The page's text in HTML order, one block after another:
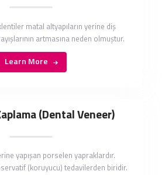
matal altyapıların yerine diş
artmasına neden olmuştur.
Learn More
(Dental Veneer)
yapışan porselen yapraklardır.
(koruyucu) tedavilerden biridir.